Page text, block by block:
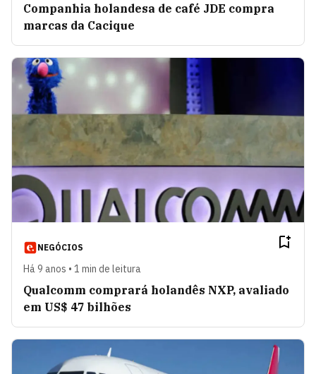
Companhia holandesa de café JDE compra
marcas da Cacique
NEGÓCIOS
Há 9 anos • 1 min de leitura
Qualcomm comprará holandês NXP, avaliado
em US$ 47 bilhões